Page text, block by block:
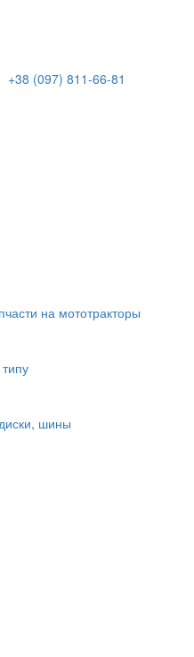
+38 (097) 811-66-81